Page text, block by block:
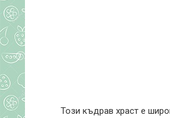
Този къдрав храст е